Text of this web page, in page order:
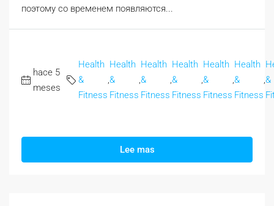
поэтому со временем появляются...
hace 5
meses
Health
&
Fitness
,
Health
&
Fitness
,
Health
&
Fitness
,
Health
&
Fitness
,
Health
&
Fitness
,
Health
&
Fitness
,&
Lee mas